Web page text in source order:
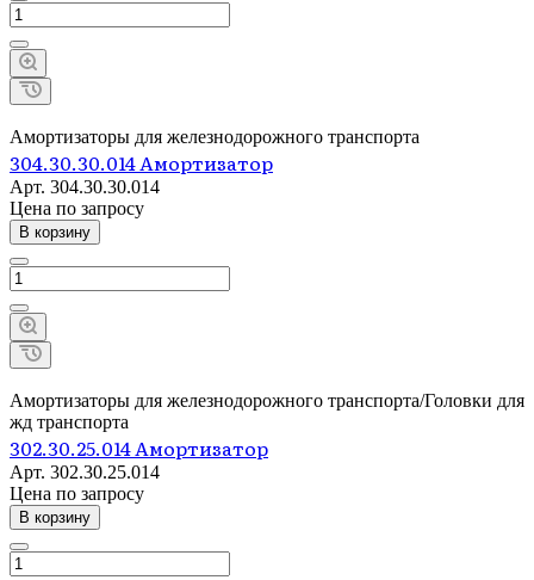
Амортизаторы для железнодорожного транспорта
304.30.30.014 Амортизатор
Арт. 304.30.30.014
Цена по запросу
В корзину
Амортизаторы для железнодорожного транспорта/Головки для
жд транспорта
302.30.25.014 Амортизатор
Арт. 302.30.25.014
Цена по запросу
В корзину